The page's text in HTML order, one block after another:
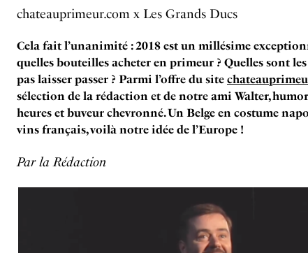
chateauprimeur.com x Les Grands Ducs
Cela fait l’unanimité : 2018 est un millésime
quelles bouteilles acheter en primeur ? Quelles sont
pas laisser passer ? Parmi l’offre du site
sélection de la rédaction et de notre ami Walter,
heures et buveur chevronné. Un Belge en costume
vins français, voilà notre idée de l’Europe !
Par la Rédaction